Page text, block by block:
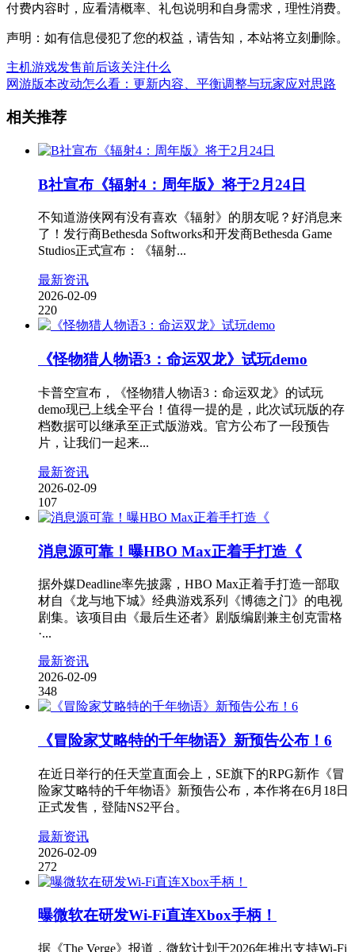
付费内容时，应看清概率、礼包说明和自身需求，理性消费。
声明：如有信息侵犯了您的权益，请告知，本站将立刻删除。
主机游戏发售前后该关注什么
网游版本改动怎么看：更新内容、平衡调整与玩家应对思路
相关推荐
B社宣布《辐射4：周年版》将于2月24日
不知道游侠网有没有喜欢《辐射》的朋友呢？好消息来
了！发行商Bethesda Softworks和开发商Bethesda Game
Studios正式宣布：《辐射...
最新资讯
2026-02-09
220
《怪物猎人物语3：命运双龙》试玩demo
卡普空宣布，《怪物猎人物语3：命运双龙》的试玩
demo现已上线全平台！值得一提的是，此次试玩版的存
档数据可以继承至正式版游戏。官方公布了一段预告
片，让我们一起来...
最新资讯
2026-02-09
107
消息源可靠！曝HBO Max正着手打造《
据外媒Deadline率先披露，HBO Max正着手打造一部取
材自《龙与地下城》经典游戏系列《博德之门》的电视
剧集。该项目由《最后生还者》剧版编剧兼主创克雷格
·...
最新资讯
2026-02-09
348
《冒险家艾略特的千年物语》新预告公布！6
在近日举行的任天堂直面会上，SE旗下的RPG新作《冒
险家艾略特的千年物语》新预告公布，本作将在6月18日
正式发售，登陆NS2平台。
最新资讯
2026-02-09
272
曝微软在研发Wi-Fi直连Xbox手柄！
据《The Verge》报道，微软计划于2026年推出支持Wi-Fi